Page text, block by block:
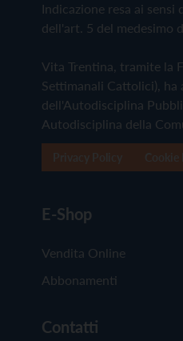
Indicazione resa ai sensi
dell'art. 5 del medesimo
Vita Trentina, tramite la
Settimanali Cattolici),
dell'Autodisciplina
Autodisciplina della
E-Shop
Vendita Online
Abbonamenti
Contatti